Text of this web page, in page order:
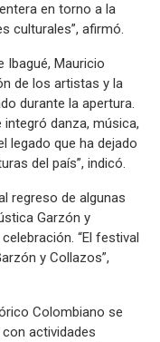
en torno a la
culturales”, afirmó.
Ibagué, Mauricio
de los artistas y la
durante la apertura.
danza, música,
legado que ha dejado
del país”, indicó.
regreso de algunas
Garzón y
“El festival
y Collazos”,
Colombiano se
actividades